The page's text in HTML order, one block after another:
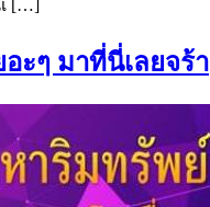
[…]
ะๆ มาที่นี่เลยจร้า